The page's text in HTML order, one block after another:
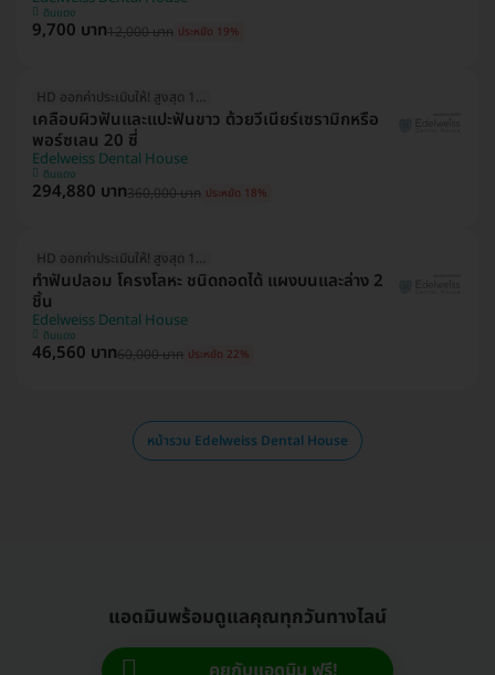
ดินแดง
9,700 บาท12,000 บาท ประหยัด 19%
HD ออกค่าประเมินให้! สูงสุด 1500 บ.
เคลือบผิวฟันและแปะฟันขาว ด้วยวีเนียร์เซรามิกหรือ
พอร์ซเลน 20 ซี่
Edelweiss Dental House
ดินแดง
294,880 บาท360,000 บาท ประหยัด 18%
HD ออกค่าประเมินให้! สูงสุด 1500 บ.
ทำฟันปลอม โครงโลหะ ชนิดถอดได้ แผงบนและล่าง 2
ชิ้น
Edelweiss Dental House
ดินแดง
46,560 บาท60,000 บาท ประหยัด 22%
หน้ารวม Edelweiss Dental House
แอดมินพร้อมดูแลคุณทุกวันทางไลน์